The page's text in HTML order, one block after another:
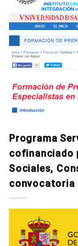
Programa
cofinanciado
Sociales,
convocatoria